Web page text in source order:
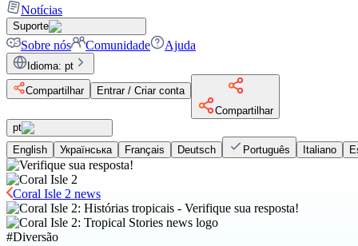
Notícias
Suporte
Sobre nós Comunidade Ajuda
Idioma: pt
Compartilhar
Entrar / Criar conta
Compartilhar
pt
English
Українська Français Deutsch Português Italiano
Coral Isle 2 news
#Diversão